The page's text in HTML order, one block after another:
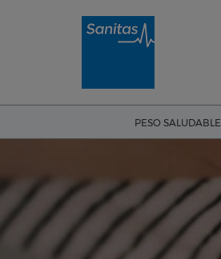
PESO SALUDABLE